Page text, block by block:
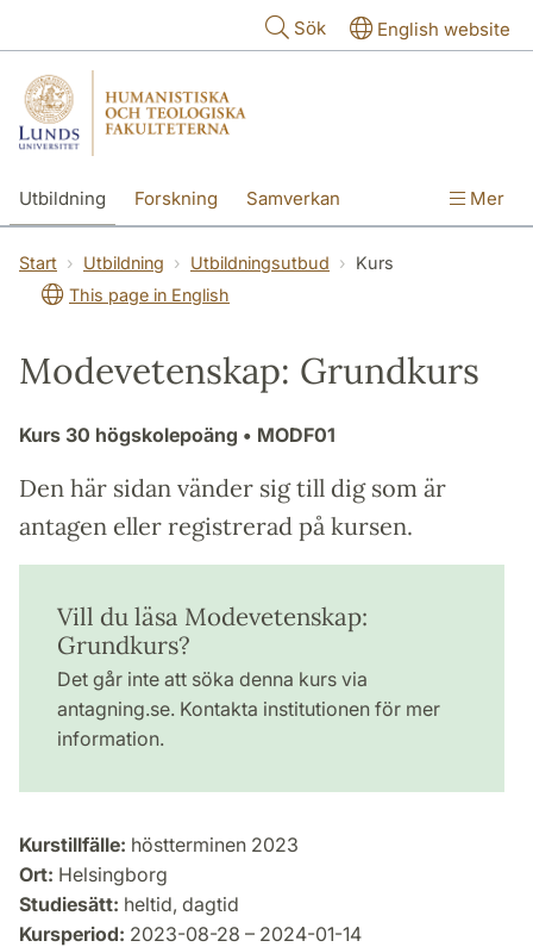
Sök English website
Utbildning Forskning Samverkan Mer
Start Utbildning Utbildningsutbud
Kurs
This page in English
Modevetenskap: Grundkurs
Kurs 30 högskolepoäng • MODF01
Den här sidan vänder sig till dig som är
antagen eller registrerad på kursen.
Vill du läsa Modevetenskap:
Grundkurs?
Det går inte att söka denna kurs via
antagning.se. Kontakta institutionen för mer
information.
Kurstillfälle: höstterminen 2023
Ort: Helsingborg
Studiesätt: heltid, dagtid
Kursperiod: 2023-08-28 – 2024-01-14